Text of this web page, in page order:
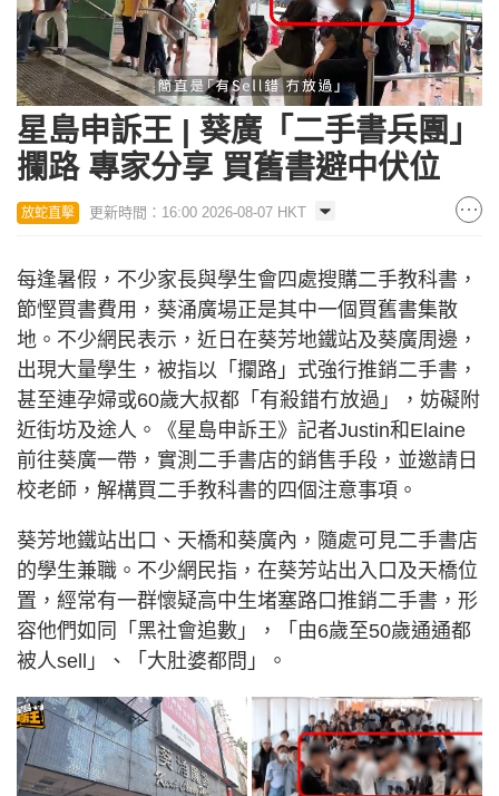
Unmute Loaded:
17.21%
星島申訴王 | 葵廣「二手書兵團」
攔路 專家分享 買舊書避中伏位
放蛇直擊 更新時間：16:00 2026-08-07 HKT
每逢暑假，不少家長與學生會四處搜購二手教科書，
節慳買書費用，葵涌廣場正是其中一個買舊書集散
地。不少網民表示，近日在葵芳地鐵站及葵廣周邊，
出現大量學生，被指以「攔路」式強行推銷二手書，
甚至連孕婦或60歲大叔都「有殺錯冇放過」，妨礙附
近街坊及途人。《星島申訴王》記者Justin和Elaine
前往葵廣一帶，實測二手書店的銷售手段，並邀請日
校老師，解構買二手教科書的四個注意事項。
葵芳地鐵站出口、天橋和葵廣內，隨處可見二手書店
的學生兼職。不少網民指，在葵芳站出入口及天橋位
置，經常有一群懷疑高中生堵塞路口推銷二手書，形
容他們如同「黑社會追數」，「由6歲至50歲通通都
被人sell」、「大肚婆都問」。